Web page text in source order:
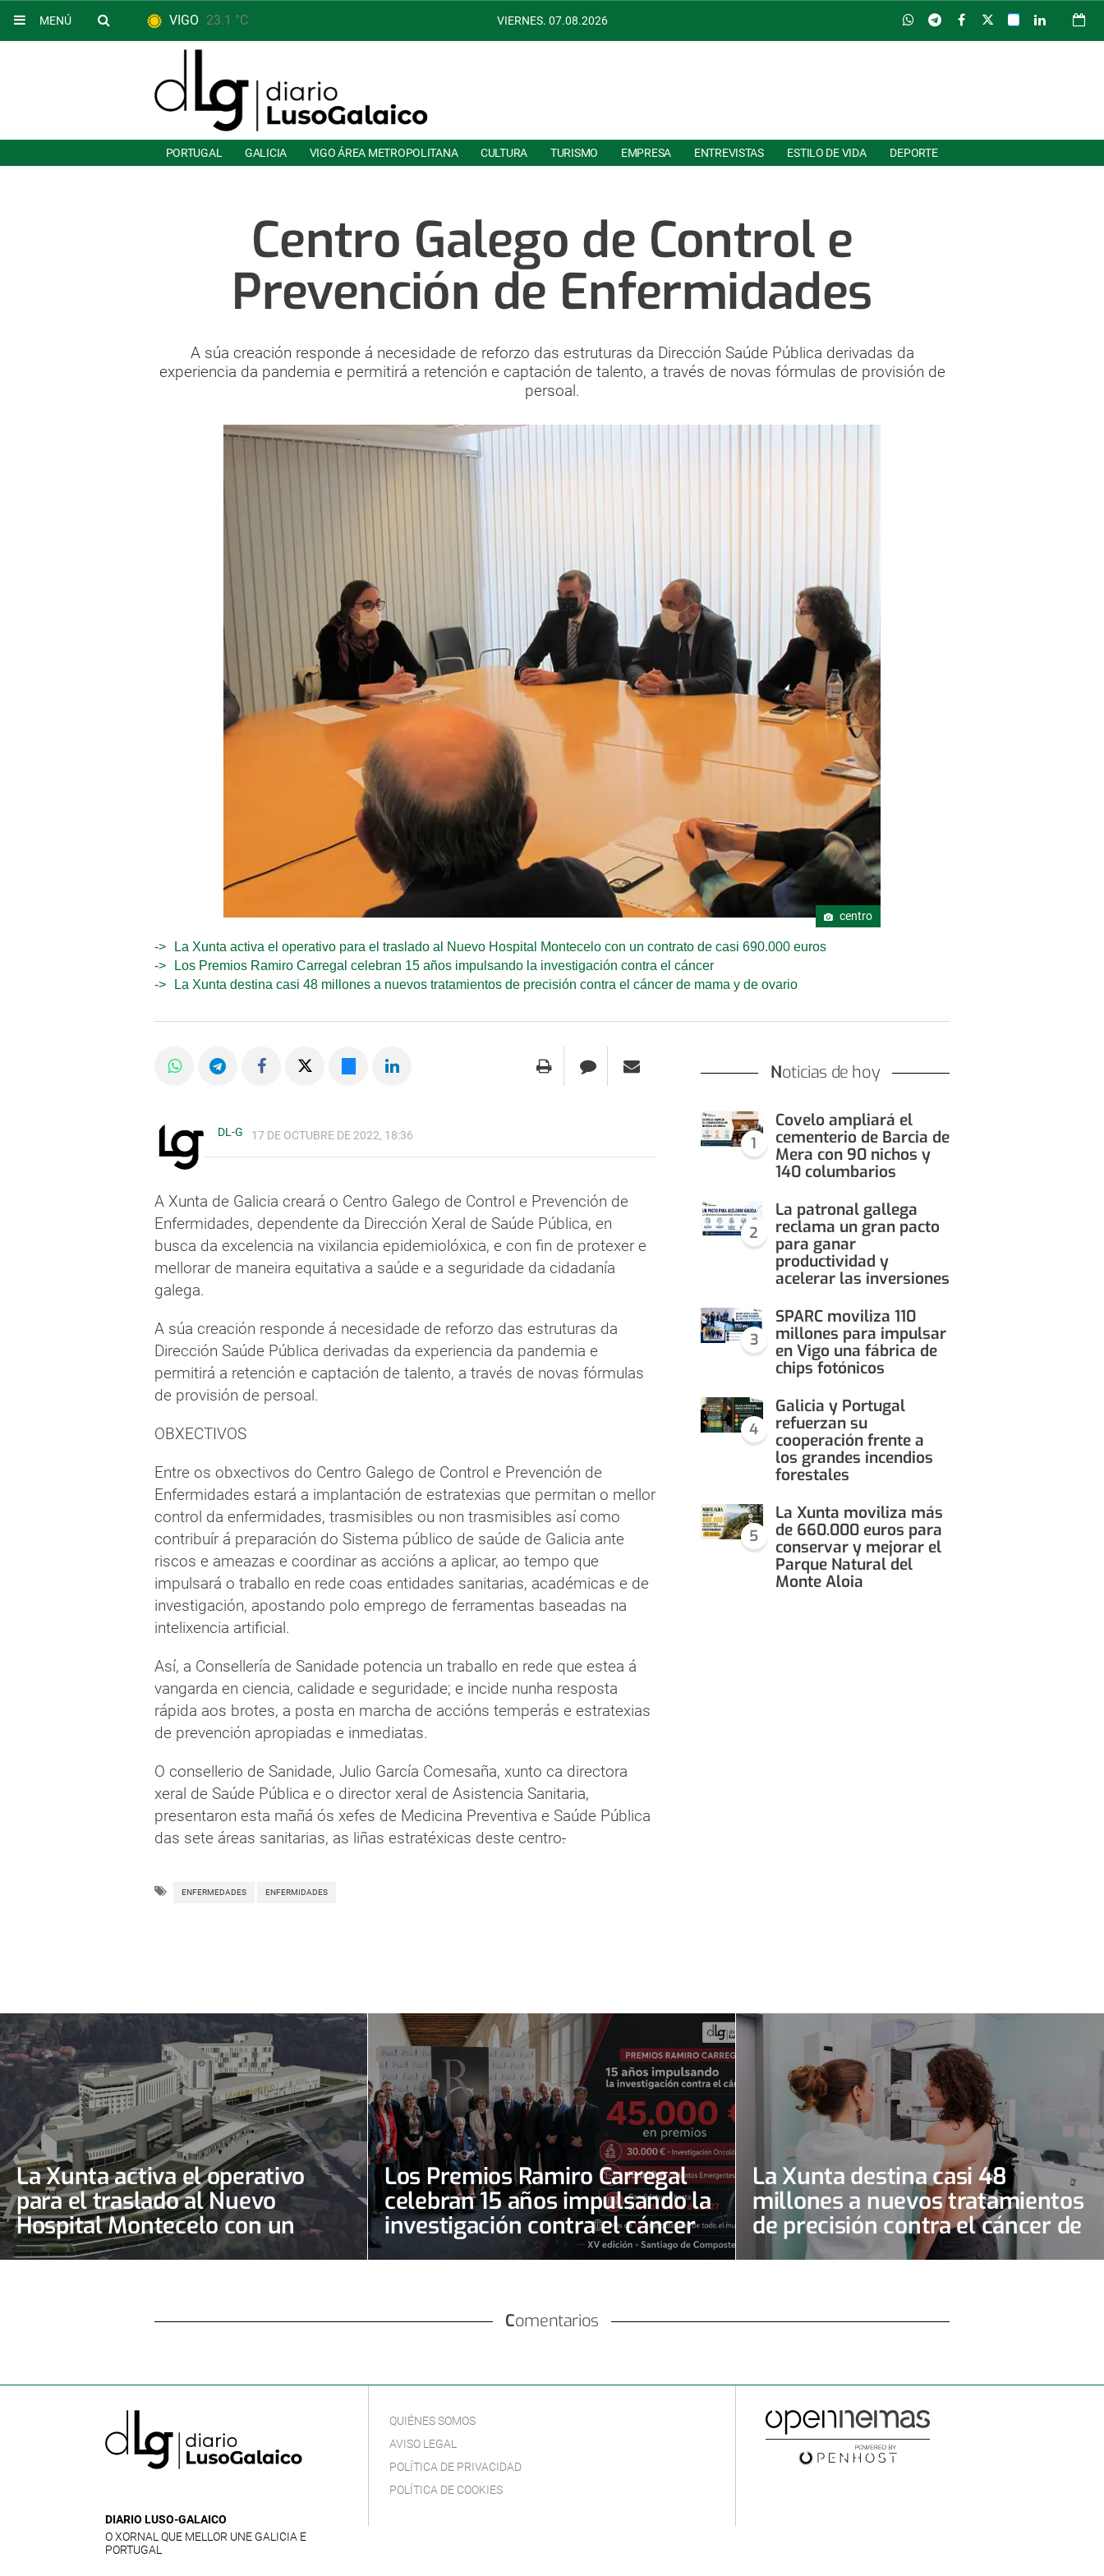
MENÚ VIGO 23.1 °C VIERNES. 07.08.2026
PORTUGAL GALICIA VIGO ÁREA METROPOLITANA CULTURA TURISMO EMPRESA ENTREVISTAS ESTILO DE VIDA DEPORTE
Centro Galego de Control e
Prevención de Enfermidades
A súa creación responde á necesidade de reforzo das estruturas da Dirección Saúde Pública derivadas da
experiencia da pandemia e permitirá a retención e captación de talento, a través de novas fórmulas de provisión de
persoal.
centro
La Xunta activa el operativo para el traslado al Nuevo Hospital Montecelo con un contrato de casi 690.000 euros
Los Premios Ramiro Carregal celebran 15 años impulsando la investigación contra el cáncer
La Xunta destina casi 48 millones a nuevos tratamientos de precisión contra el cáncer de mama y de ovario
DL-G 17 DE OCTUBRE DE 2022, 18:36
A Xunta de Galicia creará o Centro Galego de Control e Prevención de
Enfermidades, dependente da Dirección Xeral de Saúde Pública, en
busca da excelencia na vixilancia epidemiolóxica, e con fin de protexer e
mellorar de maneira equitativa a saúde e a seguridade da cidadanía
galega.
A súa creación responde á necesidade de reforzo das estruturas da
Dirección Saúde Pública derivadas da experiencia da pandemia e
permitirá a retención e captación de talento, a través de novas fórmulas
de provisión de persoal.
OBXECTIVOS
Entre os obxectivos do Centro Galego de Control e Prevención de
Enfermidades estará a implantación de estratexias que permitan o mellor
control da enfermidades, trasmisibles ou non trasmisibles así como
contribuír á preparación do Sistema público de saúde de Galicia ante
riscos e ameazas e coordinar as accións a aplicar, ao tempo que
impulsará o traballo en rede coas entidades sanitarias, académicas e de
investigación, apostando polo emprego de ferramentas baseadas na
intelixencia artificial.
Así, a Consellería de Sanidade potencia un traballo en rede que estea á
vangarda en ciencia, calidade e seguridade; e incide nunha resposta
rápida aos brotes, a posta en marcha de accións temperás e estratexias
de prevención apropiadas e inmediatas.
O consellerio de Sanidade, Julio García Comesaña, xunto ca directora
xeral de Saúde Pública e o director xeral de Asistencia Sanitaria,
presentaron esta mañá ós xefes de Medicina Preventiva e Saúde Pública
das sete áreas sanitarias, as liñas estratéxicas deste centro.
ENFERMEDADES ENFERMIDADES
Noticias de hoy
1
Covelo ampliará el
cementerio de Barcia de
Mera con 90 nichos y
140 columbarios
2
La patronal gallega
reclama un gran pacto
para ganar
productividad y
acelerar las inversiones
3
SPARC moviliza 110
millones para impulsar
en Vigo una fábrica de
chips fotónicos
4
Galicia y Portugal
refuerzan su
cooperación frente a
los grandes incendios
forestales
5
La Xunta moviliza más
de 660.000 euros para
conservar y mejorar el
Parque Natural del
Monte Aloia
La Xunta activa el operativo
para el traslado al Nuevo
Hospital Montecelo con un
contrato de casi 690.000 euros
Los Premios Ramiro Carregal
celebran 15 años impulsando la
investigación contra el cáncer
La Xunta destina casi 48
millones a nuevos tratamientos
de precisión contra el cáncer de
mama y de ovario
Comentarios
DIARIO LUSO-GALAICO
O XORNAL QUE MELLOR UNE GALICIA E
PORTUGAL
QUIÉNES SOMOS
AVISO LEGAL
POLÍTICA DE PRIVACIDAD
POLÍTICA DE COOKIES